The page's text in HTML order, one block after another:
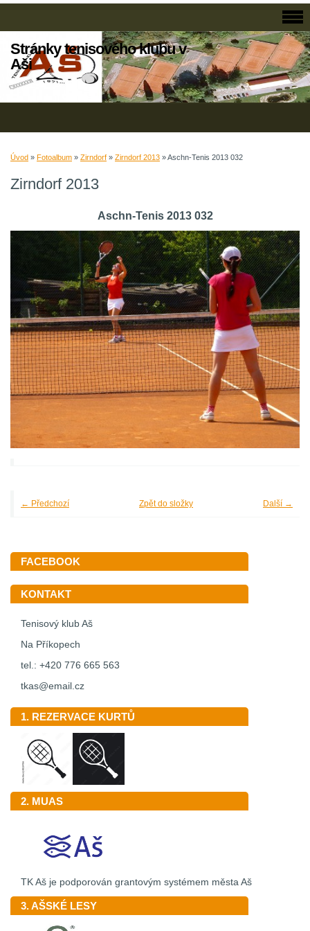
Stránky tenisového klubu v
Aši
Úvod » Fotoalbum » Zirndorf » Zirndorf 2013 »Aschn-Tenis 2013 032
Zirndorf 2013
Aschn-Tenis 2013 032
← Předchozí Další →
Zpět do složky
FACEBOOK
KONTAKT
Tenisový klub Aš
Na Příkopech
tel.: +420 776 665 563
tkas@email.cz
1. REZERVACE KURTŮ
2. MUAS
TK Aš je podporován grantovým systémem města Aš
3. AŠSKÉ LESY